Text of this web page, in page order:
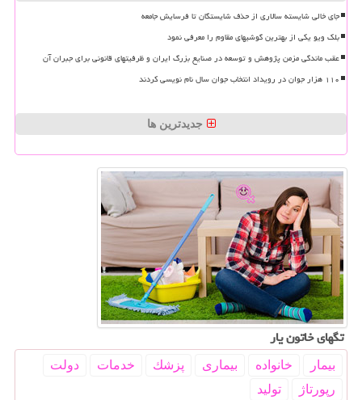
جای خالی شایسته سالاری از حذف شایستگان تا فرسایش جامعه
بلک ویو یکی از بهترین گوشیهای مقاوم را معرفی نمود
عقب ماندگی مزمن پژوهش و توسعه در صنایع بزرگ ایران و ظرفیتهای قانونی برای جبران آن
۱۱۰ هزار جوان در رویداد انتخاب جوان سال نام نویسی کردند
جدیدترین ها
تگهای خاتون یار
بیمار خانواده بیماری پزشك خدمات
دولت
رپورتاژ
تولید